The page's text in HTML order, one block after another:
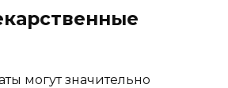
могут значительно